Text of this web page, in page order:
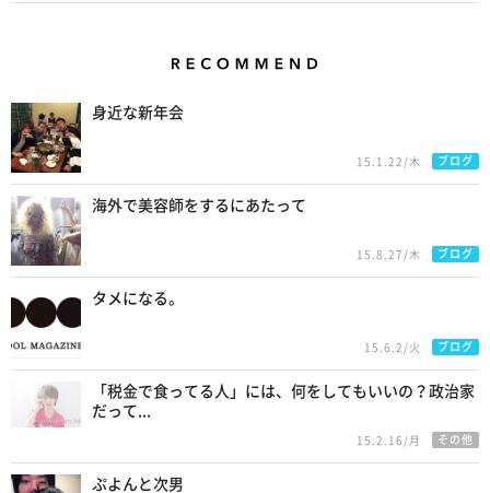
身近な新年会
15.1.22/木 ブログ
海外で美容師をするにあたって
15.8.27/木 ブログ
タメになる。
15.6.2/火 ブログ
「税金で食ってる人」には、何をしてもいいの？政治家
だって...
15.2.16/月 その他
ぷよんと次男